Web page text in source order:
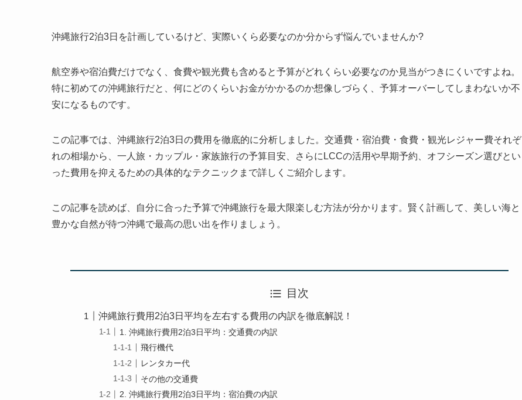
沖縄旅行2泊3日を計画しているけど、実際いくら必要なのか分からず悩んでいませんか?
航空券や宿泊費だけでなく、食費や観光費も含めると予算がどれくらい必要なのか見当がつきにくいですよね。
特に初めての沖縄旅行だと、何にどのくらいお金がかかるのか想像しづらく、予算オーバーしてしまわないか不
安になるものです。
この記事では、沖縄旅行2泊3日の費用を徹底的に分析しました。交通費・宿泊費・食費・観光レジャー費それぞ
れの相場から、一人旅・カップル・家族旅行の予算目安、さらにLCCの活用や早期予約、オフシーズン選びとい
った費用を抑えるための具体的なテクニックまで詳しくご紹介します。
この記事を読めば、自分に合った予算で沖縄旅行を最大限楽しむ方法が分かります。賢く計画して、美しい海と
豊かな自然が待つ沖縄で最高の思い出を作りましょう。
目次
沖縄旅行費用2泊3日平均を左右する費用の内訳を徹底解説！
1. 沖縄旅行費用2泊3日平均：交通費の内訳
飛行機代
レンタカー代
その他の交通費
2. 沖縄旅行費用2泊3日平均：宿泊費の内訳